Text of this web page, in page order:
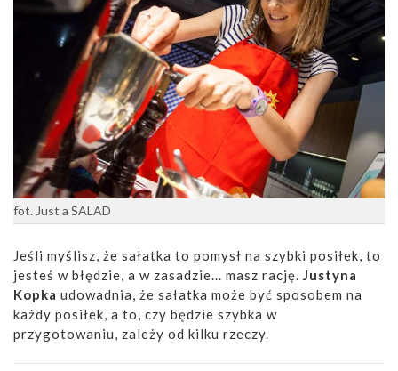
fot. Just a SALAD
Jeśli myślisz, że sałatka to pomysł na szybki posiłek, to
jesteś w błędzie, a w zasadzie... masz rację. Justyna
Kopka udowadnia, że sałatka może być sposobem na
każdy posiłek, a to, czy będzie szybka w
przygotowaniu, zależy od kilku rzeczy.